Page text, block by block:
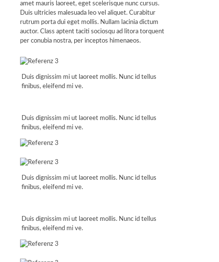
amet mauris laoreet, eget scelerisque nunc cursus.
Duis ultricies malesuada leo vel aliquet. Curabitur
rutrum porta dui eget mollis. Nullam lacinia dictum
auctor. Class aptent taciti sociosqu ad litora torquent
per conubia nostra, per inceptos himenaeos.
Duis dignissim mi ut laoreet mollis. Nunc id tellus
finibus, eleifend mi ve.
Duis dignissim mi ut laoreet mollis. Nunc id tellus
finibus, eleifend mi ve.
Duis dignissim mi ut laoreet mollis. Nunc id tellus
finibus, eleifend mi ve.
Duis dignissim mi ut laoreet mollis. Nunc id tellus
finibus, eleifend mi ve.